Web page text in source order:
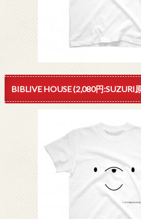
BIBLIVE HOUSE (2,080円:SUZURI